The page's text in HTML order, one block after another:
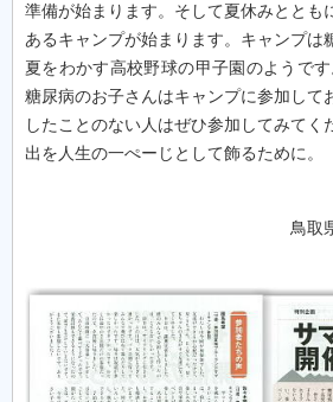
準備が始まります。そして夏休みととも
あるキャンプが始まります。キャンプは
夏をわかす高校野球の甲子園のようで
糖尿病のお子さんはキャンプに参加して
したことのない人はぜひ参加してみてく
出を人生の一ぺーじとして飾るために。
鳥取